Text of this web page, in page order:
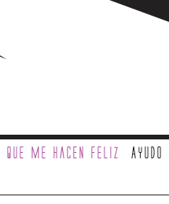
que me hacen feliz Ayudo